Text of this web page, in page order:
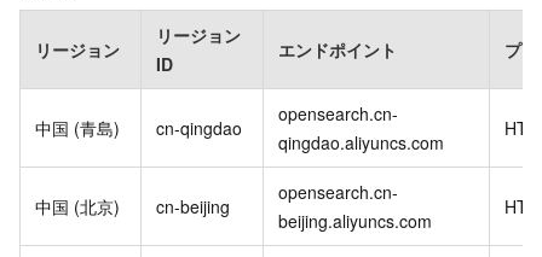
リージョン
リージョン
ID
エンドポイント プ
中国 (青島) cn-qingdao
opensearch.cn-
qingdao.aliyuncs.com
中国 (北京) cn-beijing
opensearch.cn-
beijing.aliyuncs.com